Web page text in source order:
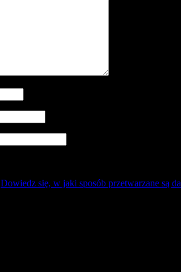
Dowiedz się, w jaki sposób przetwarzane są